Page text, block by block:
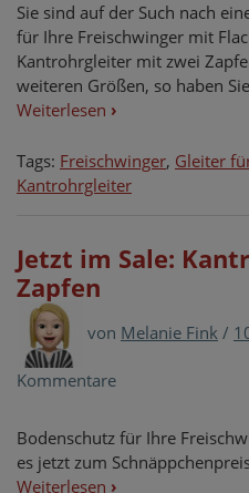
Sie sind auf der Such nach
für Ihre Freischwinger mit
Kantrohrgleiter mit zwei
weiteren Größen, so haben
Weiterlesen ›
Tags: Freischwinger, Gleiter
Kantrohrgleiter
Jetzt im Sale:
Zapfen
von Melanie Fink /
Kommentare
Bodenschutz für Ihre
es jetzt zum
Weiterlesen ›